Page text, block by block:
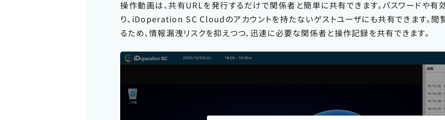
操作動画は、共有URLを発行するだけで関係者と簡単に共有できます。パスワードや
り、iDoperation SC Cloudのアカウントを持たないゲストユーザにも共有できます。閲
るため、情報漏洩リスクを抑えつつ、迅速に必要な関係者と操作記録を共有できます。